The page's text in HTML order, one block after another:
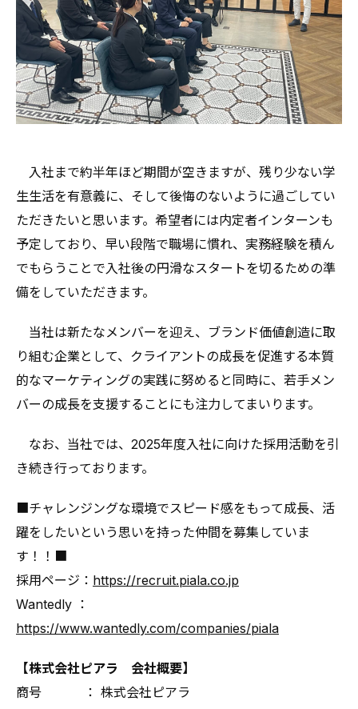
入社まで約半年ほど期間が空きますが、残り少ない学
生生活を有意義に、そして後悔のないように過ごしてい
ただきたいと思います。希望者には内定者インターンも
予定しており、早い段階で職場に慣れ、実務経験を積ん
でもらうことで入社後の円滑なスタートを切るための準
備をしていただきます。
当社は新たなメンバーを迎え、ブランド価値創造に取
り組む企業として、クライアントの成長を促進する本質
的なマーケティングの実践に努めると同時に、若手メン
バーの成長を支援することにも注力してまいります。
なお、当社では、2025年度入社に向けた採用活動を引
き続き行っております。
■チャレンジングな環境でスピード感をもって成長、活
躍をしたいという思いを持った仲間を募集していま
す！！■
採用ページ： https://recruit.piala.co.jp
Wantedly ：
https://www.wantedly.com/companies/piala
【株式会社ピアラ 会社概要】
商号 ： 株式会社ピアラ